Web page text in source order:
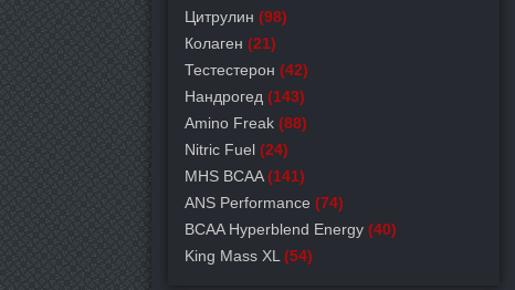
Цитрулин (98)
Колаген (21)
Тестестерон (42)
Нандрогед (143)
Amino Freak (88)
Nitric Fuel (24)
MHS BCAA (141)
ANS Performance (74)
BCAA Hyperblend Energy (40)
King Mass XL (54)